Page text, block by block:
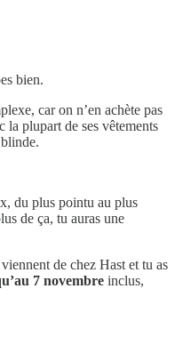
bien.
car on n’en achète pas
la plupart de ses vêtements
x, du plus pointu au plus
de ça, tu auras une
de chez Hast et tu as
7 novembre inclus,